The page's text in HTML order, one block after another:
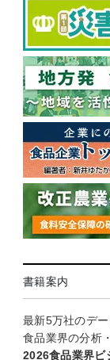
書籍案内
最新5万社のデー
食品業界の分析
2026食品業界ビ